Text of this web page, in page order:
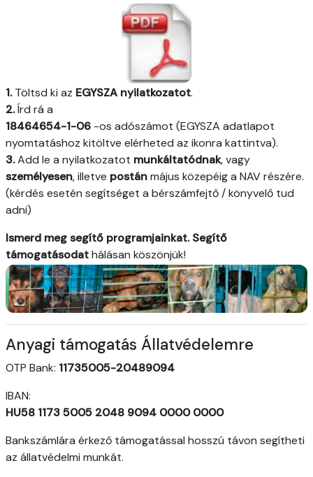
1.Töltsd ki az EGYSZA nyilatkozatot.
2.Írd rá a
18464654-1-06 -os adószámot (EGYSZA adatlapot
nyomtatáshoz kitöltve elérheted az ikonra kattintva).
3.Add le a nyilatkozatot munkáltatódnak, vagy
személyesen, illetve postánmájus közepéig a NAV részére.
(kérdés esetén segítséget a bérszámfejtő / könyvelő tud
adni)
Ismerd meg segítő programjainkat. Segítő
támogatásodathálásan köszönjük!
Anyagi támogatás Állatvédelemre
OTP Bank: 11735005-20489094
IBAN:
HU58 1173 5005 2048 9094 0000 0000
Bankszámlára érkező támogatással hosszú távon segítheti
az állatvédelmi munkát.